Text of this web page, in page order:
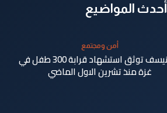
أحدث المواضيع
أمن ومجتمع
اليونيسف توثق استشهاد قرابة 300 طفل في
غزة منذ تشرين الاول الماضي